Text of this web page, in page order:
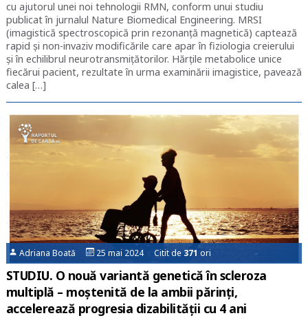
cu ajutorul unei noi tehnologii RMN, conform unui studiu
publicat în jurnalul Nature Biomedical Engineering. MRSI
(imagistică spectroscopică prin rezonanță magnetică) captează
rapid și non-invaziv modificările care apar în fiziologia creierului
și în echilibrul neurotransmițătorilor. Hărțile metabolice unice
fiecărui pacient, rezultate în urma examinării imagistice, pavează
calea […]
Adriana Boată 25 mai 2024 Citit de 371 ori
STUDIU. O nouă variantă genetică în scleroza
multiplă – moștenită de la ambii părinți,
accelerează progresia dizabilității cu 4 ani